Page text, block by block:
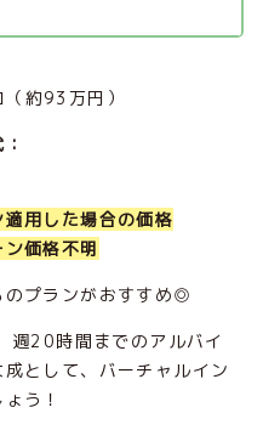
約93万円）
用した場合の価格
価格不明
のプランがおすすめ◎
週20時間までのアルバイ
として、バーチャルイン
う！